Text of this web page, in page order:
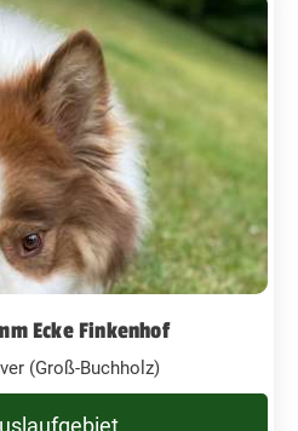
Ecke Finkenhof
(Groß-Buchholz)